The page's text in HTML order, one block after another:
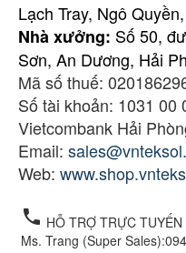
Lạch Tray, Ngô
Nhà xưởng: Số 50,
Sơn, An Dương, Hải
Mã số thuế:
Số tài khoản: 1031 00
Vietcombank Hải
Email:
Web:
local_phone HỖ TRỢ TRỰC TUYẾN
Ms. Trang (Super Sales):